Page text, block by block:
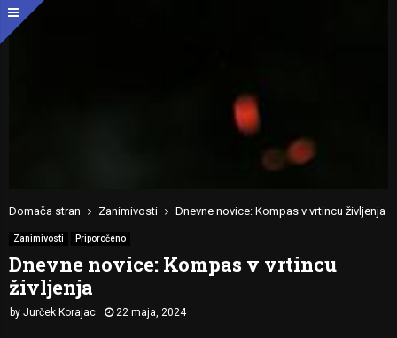
Domača stran Zanimivosti Dnevne novice: Kompas v vrtincu življenja
Zanimivosti Priporočeno
Dnevne novice: Kompas v vrtincu
življenja
by Jurček Korajac 22 maja, 2024